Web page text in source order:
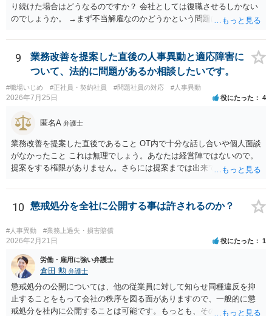
り続けた場合はどうなるのですか？ 会社としては復職させるしかない
のでしょうか。 →まず不当解雇なのかどうかという問題はあります
れば、復職させるしかありません。 早期に復職させないと一度に払わ
なくてはならないバックアップペイの金額がどんどん増していき会計
的に大ダメージになりますのでご注意下さい。 【質問2】 復職させた
くない場合、どのような解決が考えられますか？ →裁判官が解雇無効
に傾いているなら他の手立てはありません。 和解金額を上乗せしてみ
るのは一案ですが相手がなびかないならば復職させるしかないです。
【質問3】 あるいは、復職させた後、 人事考課の評価次第では、 遠く
のエリアに左遷したり、 降格しても、退職に追いやるのは構わないで
すか？ →実態の伴わないあからさまなものは再び裁判で違法無効とさ
れるおそれがありますが、一般論として人事考課や事業方針に見合っ
た異動はあり得るでしょう。
9
業務改善を提案した直後の人事異動と適応障害に
ついて、法的に問題があるか相談したいです。
#職場いじめ #正社員・契約社員 #問題社員の対応 #人事異動
2026年7月25日 役にたった 4
匿名A 弁護士
業務改善を提案した直後であること OT内で十分な話し合いや個人面談
がなかったこと これは無理でしょう。あなたは経営陣ではないので。
提案をする権限がありません。さらには提案までは出来ても、会社が
況を報告する義務もありません。 権限がないことをして、相手が応じ
ないのは当然で、それで適応障害になっても、そもそも相手は適法で
10 懲戒処分を全社に公開する事は許されるのか？
#人事異動 #業務上過失・損害賠償
2026年2月21日 役にたった 1
労働・雇用に強い弁護士
倉田 勲 弁護士
懲戒処分の公開については、他の従業員に対して知らせ同種違反を抑
止することをもって会社の秩序を図る面がありますので、一般的に懲
戒処分を社内に公開することは可能です。もっとも、そのような側面